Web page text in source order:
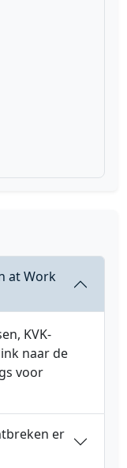
at Work
KVK-
naar de
voor
er